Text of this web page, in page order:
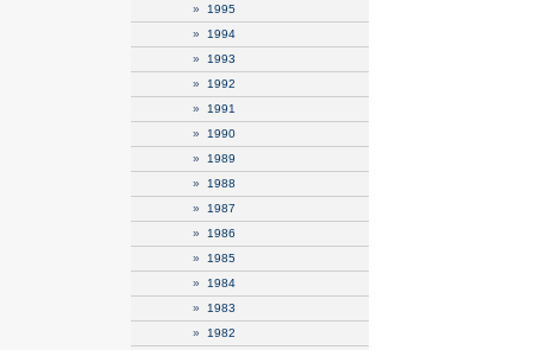
» 1995
» 1994
» 1993
» 1992
» 1991
» 1990
» 1989
» 1988
» 1987
» 1986
» 1985
» 1984
» 1983
» 1982